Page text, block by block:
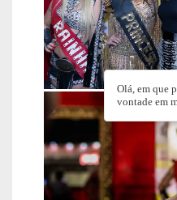
Olá, em que
vontade em